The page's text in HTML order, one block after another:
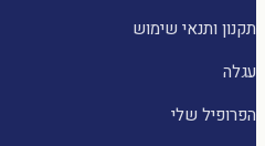
תקנון ותנאי שימוש
עגלה
הפרופיל שלי